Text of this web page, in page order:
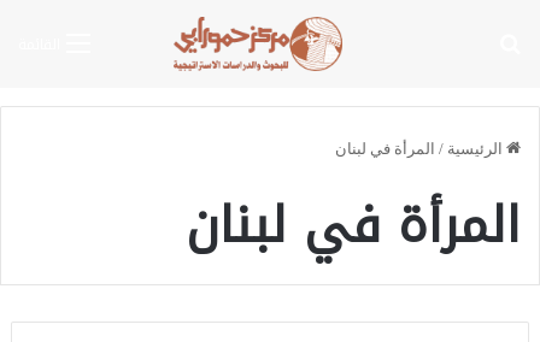
الرئيسية / المرأة في لبنان
المرأة في لبنان